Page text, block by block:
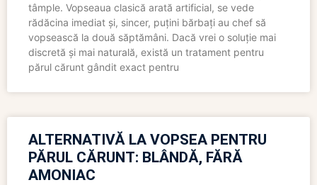
tâmple. Vopseaua clasică arată artificial, se vede
rădăcina imediat și, sincer, puțini bărbați au chef să
vopsească la două săptămâni. Dacă vrei o soluție mai
discretă și mai naturală, există un tratament pentru
părul cărunt gândit exact pentru
ALTERNATIVĂ LA VOPSEA PENTRU
PĂRUL CĂRUNT: BLÂNDĂ, FĂRĂ
AMONIAC